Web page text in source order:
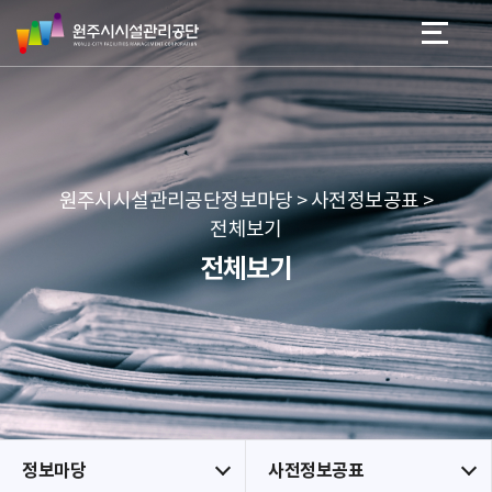
네
본문 바로가기
메뉴 바로가기
원
주
시
리
공
단
원주시시설관리공단정보마당 > 사전정보공표 >
전체보기
전체보기
정보마당 사전정보공표